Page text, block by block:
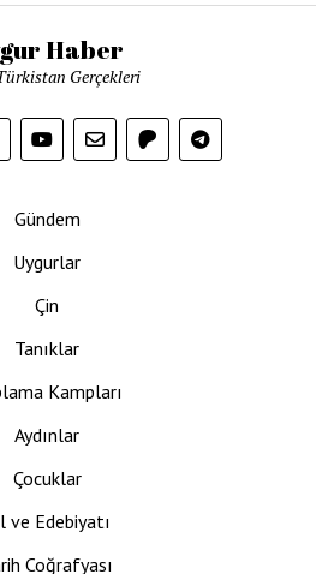
Haber
Gerçekleri
Gündem
Uygurlar
Çin
Tanıklar
Kampları
Aydınlar
Çocuklar
ve Edebiyatı
Coğrafyası